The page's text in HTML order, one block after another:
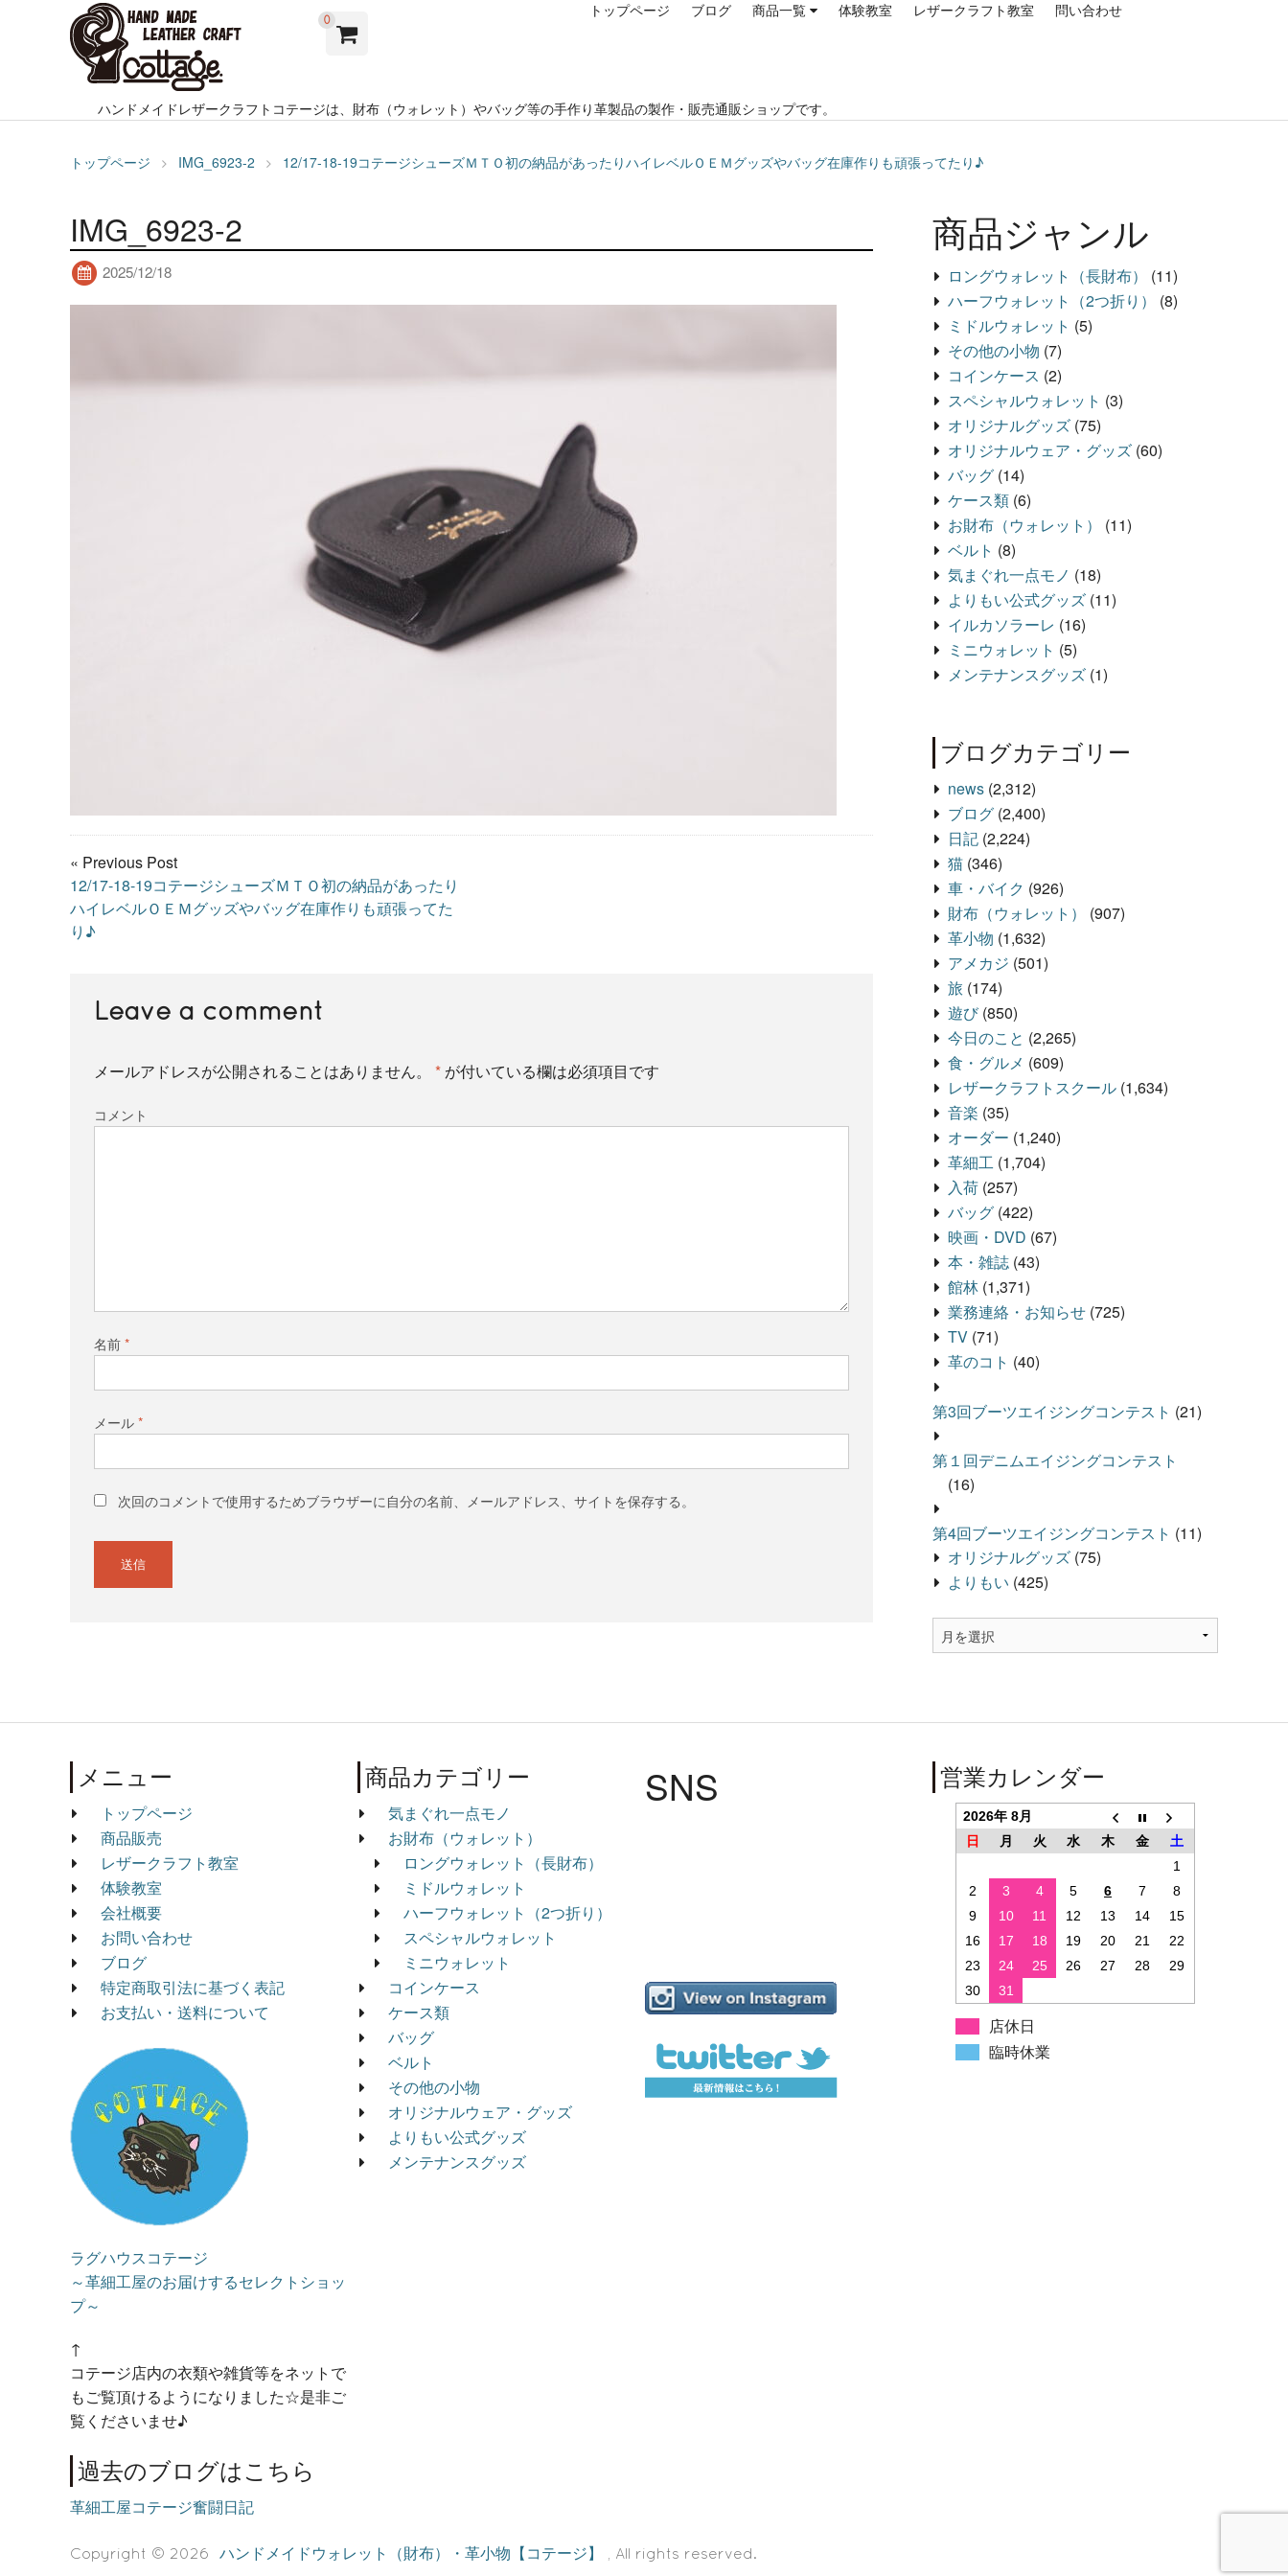
0
トップページ ブログ 商品一覧 体験教室 レザークラフト教室 問い合わせ
ハンドメイドレザークラフトコテージは、財布（ウォレット）やバッグ等の手作り革製品の製作・販売通販ショップです。
トップページ IMG_6923-2 12/17-18-19コテージシューズＭＴＯ初の納品があったりハイレベルＯＥＭグッズやバッグ在庫作りも頑張ってたり♪
IMG_6923-2
2025/12/18
« Previous Post
12/17-18-19コテージシューズＭＴＯ初の納品があったり
ハイレベルＯＥＭグッズやバッグ在庫作りも頑張ってた
り♪
Leave a comment
メールアドレスが公開されることはありません。 * が付いている欄は必須項目です
コメント
名前*
メール*
次回のコメントで使用するためブラウザーに自分の名前、メールアドレス、サイトを保存する。
商品ジャンル
ロングウォレット（長財布）
(11)
ハーフウォレット（2つ折り）
(8)
ミドルウォレット (5)
その他の小物 (7)
コインケース (2)
スペシャルウォレット (3)
オリジナルグッズ (75)
オリジナルウェア・グッズ (60)
バッグ (14)
ケース類 (6)
お財布（ウォレット）
(11)
ベルト (8)
気まぐれ一点モノ (18)
よりもい公式グッズ (11)
イルカソラーレ (16)
ミニウォレット (5)
メンテナンスグッズ (1)
ブログカテゴリー
news (2,312)
ブログ (2,400)
日記 (2,224)
猫 (346)
車・バイク (926)
財布（ウォレット）
(907)
革小物 (1,632)
アメカジ (501)
旅 (174)
遊び(850)
今日のこと (2,265)
食・グルメ (609)
レザークラフトスクール (1,634)
音楽 (35)
オーダー (1,240)
革細工 (1,704)
入荷 (257)
バッグ (422)
映画・DVD (67)
本・雑誌 (43)
館林 (1,371)
業務連絡・お知らせ (725)
TV (71)
革のコト (40)
第3回ブーツエイジングコンテスト (21)
第１回デニムエイジングコンテスト
(16)
第4回ブーツエイジングコンテスト (11)
オリジナルグッズ (75)
よりもい (425)
メニュー
トップページ
商品販売
レザークラフト教室
体験教室
会社概要
お問い合わせ
ブログ
特定商取引法に基づく表記
お支払い・送料について
ラグハウスコテージ
～革細工屋のお届けするセレクトショッ
プ～
↑
コテージ店内の衣類や雑貨等をネットで
もご覧頂けるようになりました☆是非ご
覧くださいませ♪
過去のブログはこちら
革細工屋コテージ奮闘日記
商品カテゴリー
気まぐれ一点モノ
お財布（ウォレット）
ロングウォレット（長財布）
ミドルウォレット
ハーフウォレット（2つ折り）
スペシャルウォレット
ミニウォレット
コインケース
ケース類
バッグ
ベルト
その他の小物
オリジナルウェア・グッズ
よりもい公式グッズ
メンテナンスグッズ
SNS 営業カレンダー
2026年 8月
日
月 火 水 木 金
土
1
2
3 4 5 6 7
8
9
10 11 12 13 14
15
16
17 18 19 20 21
22
23
24 25 26 27 28
29
30
31
店休日
臨時休業
Copyright © 2026 ハンドメイドウォレット（財布）・革小物【コテージ】 , All rights reserved.